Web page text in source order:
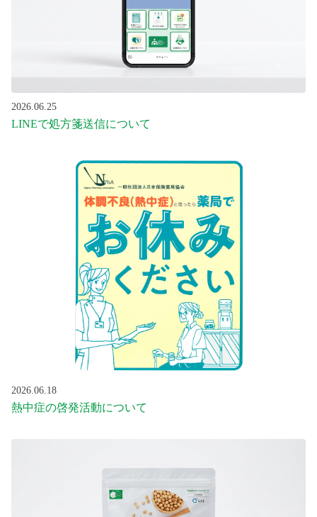
2026.06.25
LINEで処方箋送信について
2026.06.18
熱中症の啓発活動について